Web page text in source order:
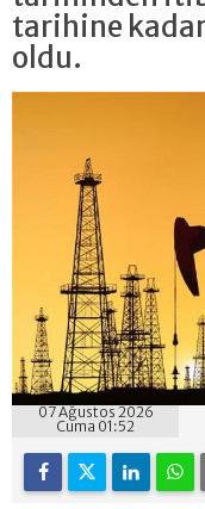
tarihine kadar
oldu.
07 Ağustos 2026
Cuma 01:52